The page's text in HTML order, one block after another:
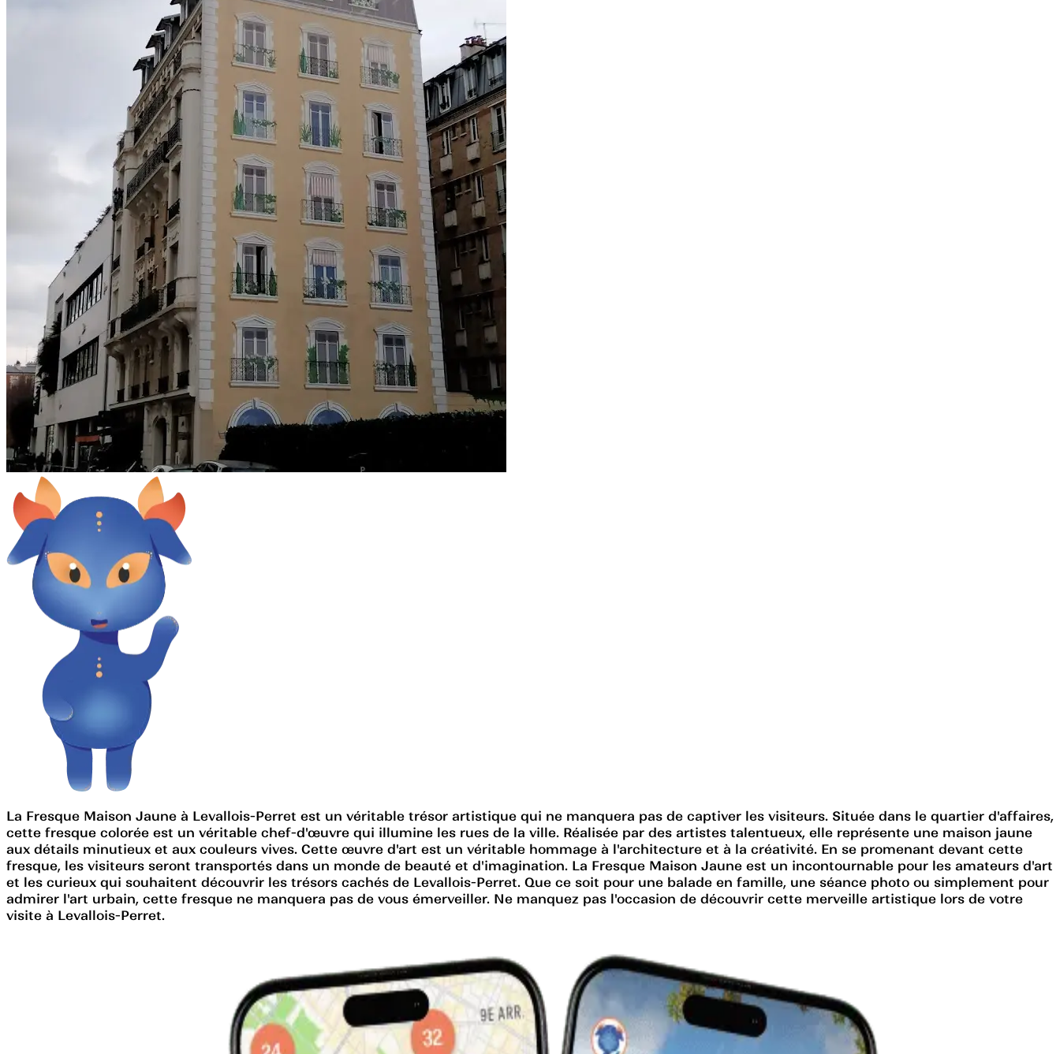
La Fresque Maison Jaune à Levallois-Perret est un véritable trésor artistique qui ne manquera pas de captiver les visiteurs. Située dans le quartier d'affaires,
cette fresque colorée est un véritable chef-d'œuvre qui illumine les rues de la ville. Réalisée par des artistes talentueux, elle représente une maison jaune
aux détails minutieux et aux couleurs vives. Cette œuvre d'art est un véritable hommage à l'architecture et à la créativité. En se promenant devant cette
fresque, les visiteurs seront transportés dans un monde de beauté et d'imagination. La Fresque Maison Jaune est un incontournable pour les amateurs d'art
et les curieux qui souhaitent découvrir les trésors cachés de Levallois-Perret. Que ce soit pour une balade en famille, une séance photo ou simplement pour
admirer l'art urbain, cette fresque ne manquera pas de vous émerveiller. Ne manquez pas l'occasion de découvrir cette merveille artistique lors de votre
visite à Levallois-Perret.